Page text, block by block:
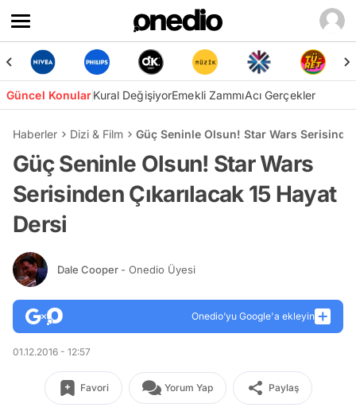
Güncel KonularKural DeğişiyorEmekli ZammıAcı Gerçekler
Haberler Dizi & Film Güç Seninle Olsun! Star Wars
Güç Seninle Olsun! Star Wars
Serisinden Çıkarılacak 15 Hayat
Dersi
Dale Cooper - Onedio Üyesi
Onedio’yu Google'a ekleyin
01.12.2016 - 12:57
Favori Yorum Yap Paylaş